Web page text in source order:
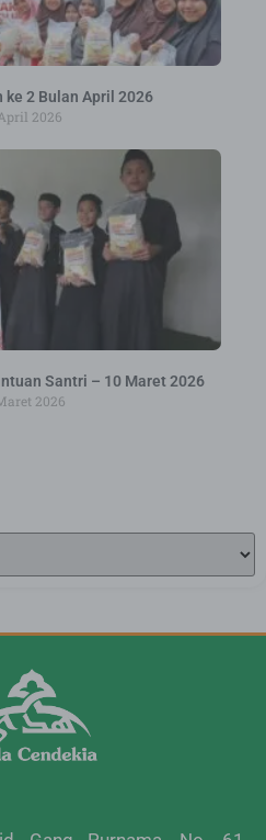
ke 2 Bulan April 2026
2026
Santri – 10 Maret 2026
2026